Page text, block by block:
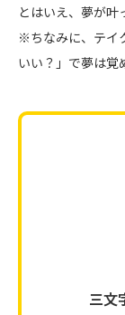
とはいえ、夢が叶
※ちなみに、テイ
いい？」で夢は覚
三文